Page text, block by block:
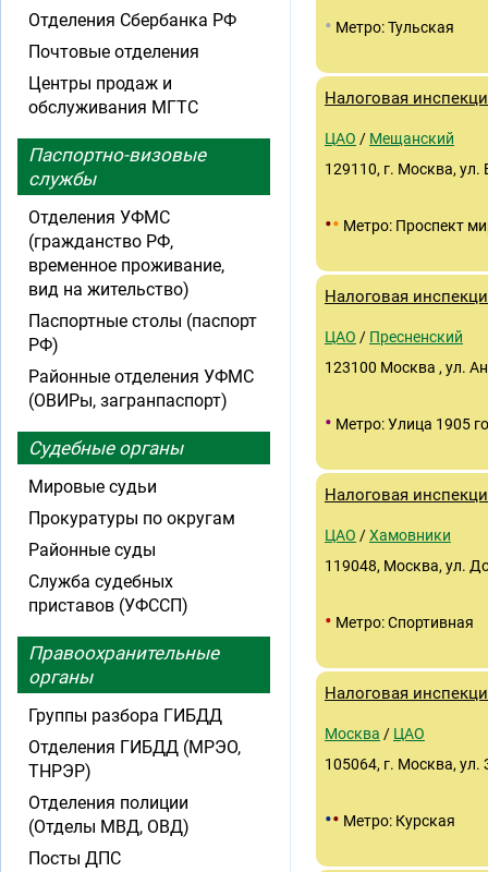
• Метро: Тульская
Налоговая
ЦАО / Мещанский
129110, г. Москва, ул.
•• Метро: Проспект
Налоговая
ЦАО / Пресненский
123100 Москва , ул.
• Метро: Улица 1905
Налоговая
ЦАО /Хамовники
119048, Москва, ул.
• Метро: Спортивная
Налоговая
Москва / ЦАО
105064, г. Москва, ул.
•• Метро: Курская
Отделения Сбербанка РФ
Почтовые отделения
Центры продаж и
обслуживания МГТС
Паспортно-визовые
службы
Отделения УФМС
(гражданство РФ,
временное проживание,
вид на жительство)
Паспортные столы (паспорт
РФ)
Районные отделения УФМС
(ОВИРы, загранпаспорт)
Судебные органы
Мировые судьи
Прокуратуры по округам
Районные суды
Служба судебных
приставов (УФССП)
Правоохранительные
органы
Группы разбора ГИБДД
Отделения ГИБДД (МРЭО,
ТНРЭР)
Отделения полиции
(Отделы МВД, ОВД)
Посты ДПС